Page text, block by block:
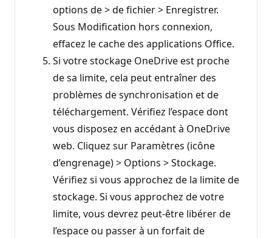
options de > de fichier > Enregistrer.
Sous Modification hors connexion,
effacez le cache des applications Office.
Si votre stockage OneDrive est proche
de sa limite, cela peut entraîner des
problèmes de synchronisation et de
téléchargement. Vérifiez l’espace dont
vous disposez en accédant à OneDrive
web. Cliquez sur Paramètres (icône
d’engrenage) > Options > Stockage.
Vérifiez si vous approchez de la limite de
stockage. Si vous approchez de votre
limite, vous devrez peut-être libérer de
l’espace ou passer à un forfait de